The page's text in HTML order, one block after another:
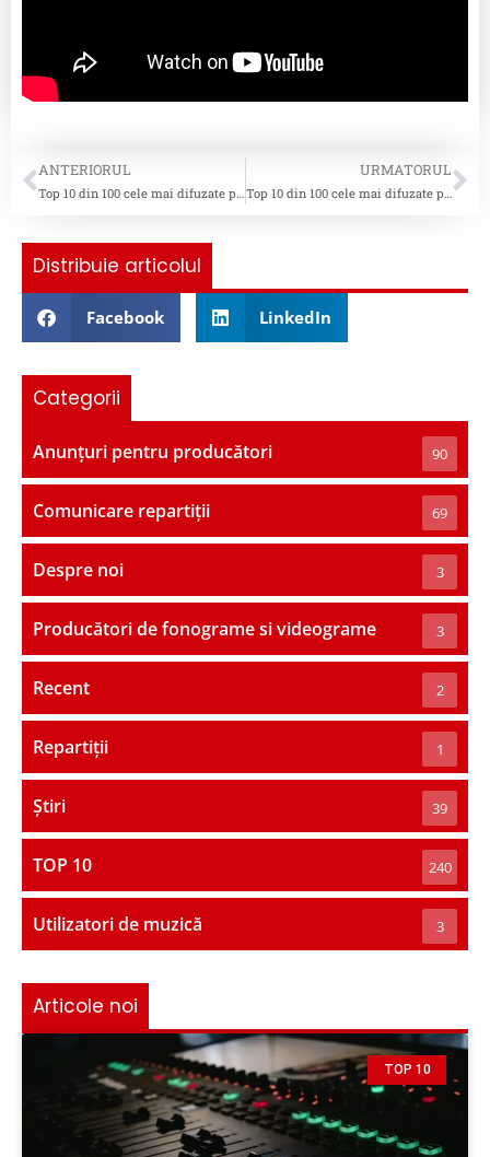
ANTERIORUL
Top 10 din 100 cele mai difuzate piese pentru saptamana 42, 2025
URMATORUL
Top 10 din 100 cele mai difuzate piese pentru saptamana 44, 2025
Distribuie articolul
Facebook LinkedIn
Categorii
Anunțuri pentru producători 90
Comunicare repartiții 69
Despre noi 3
Producători de fonograme si videograme 3
Recent 2
Repartiții 1
Știri 39
TOP 10 240
Utilizatori de muzică 3
Articole noi
TOP 10